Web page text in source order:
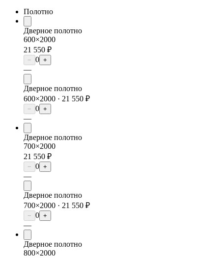
Полотно
Дверное полотно
600×2000
21 550 ₽
− 0 +
—
Дверное полотно
600×2000 · 21 550 ₽
− 0 +
—
Дверное полотно
700×2000
21 550 ₽
− 0 +
—
Дверное полотно
700×2000 · 21 550 ₽
− 0 +
—
Дверное полотно
800×2000